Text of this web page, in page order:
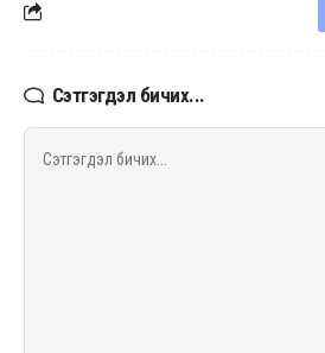
Сэтгэгдэл бичих...